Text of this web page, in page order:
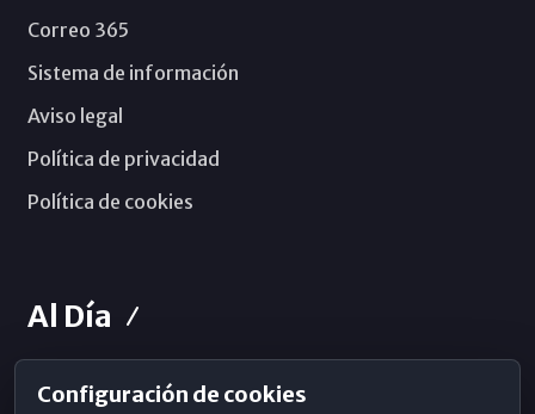
Correo 365
Sistema de información
Aviso legal
Política de privacidad
Política de cookies
Al Día
Horarios de Misa
Configuración de cookies